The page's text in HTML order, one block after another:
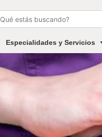
Especialidades y Servicios